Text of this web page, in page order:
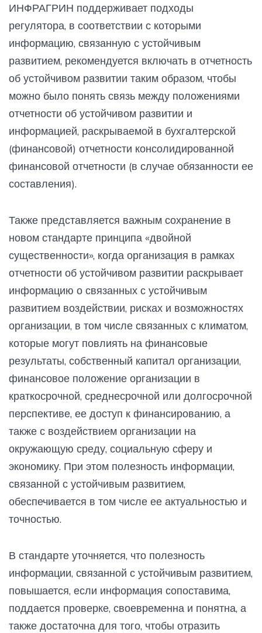
ИНФРАГРИН поддерживает подходы
регулятора, в соответствии с которыми
информацию, связанную с устойчивым
развитием, рекомендуется включать в отчетность
об устойчивом развитии таким образом, чтобы
можно было понять связь между положениями
отчетности об устойчивом развитии и
информацией, раскрываемой в бухгалтерской
(финансовой) отчетности консолидированной
финансовой отчетности (в случае обязанности ее
составления).
Также представляется важным сохранение в
новом стандарте принципа «двойной
существенности», когда организация в рамках
отчетности об устойчивом развитии раскрывает
информацию о связанных с устойчивым
развитием воздействии, рисках и возможностях
организации, в том числе связанных с климатом,
которые могут повлиять на финансовые
результаты, собственный капитал организации,
финансовое положение организации в
краткосрочной, среднесрочной или долгосрочной
перспективе, ее доступ к финансированию, а
также с воздействием организации на
окружающую среду, социальную сферу и
экономику. При этом полезность информации,
связанной с устойчивым развитием,
обеспечивается в том числе ее актуальностью и
точностью.
В стандарте уточняется, что полезность
информации, связанной с устойчивым развитием,
повышается, если информация сопоставима,
поддается проверке, своевременна и понятна, а
также достаточна для того, чтобы отразить